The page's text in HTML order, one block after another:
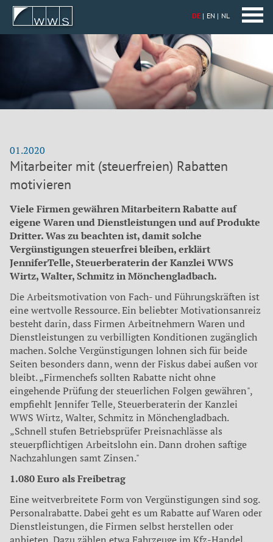
DE EN NL
01.2020
Mitarbeiter mit (steuerfreien) Rabatten
motivieren
Viele Firmen gewähren Mitarbeitern Rabatte auf
eigene Waren und Dienstleistungen und auf Produkte
Dritter. Was zu beachten ist, damit solche
Vergünstigungen steuerfrei bleiben, erklärt
JenniferTelle, Steuerberaterin der Kanzlei WWS
Wirtz, Walter, Schmitz in Mönchengladbach.
Die Arbeitsmotivation von Fach- und Führungskräften ist
eine wertvolle Ressource. Ein beliebter Motivationsanreiz
besteht darin, dass Firmen Arbeitnehmern Waren und
Dienstleistungen zu verbilligten Konditionen zugänglich
machen. Solche Vergünstigungen lohnen sich für beide
Seiten besonders dann, wenn der Fiskus dabei außen vor
bleibt. „Firmenchefs sollten Rabatte nicht ohne
eingehende Prüfung der steuerlichen Folgen gewähren",
empfiehlt Jennifer Telle, Steuerberaterin der Kanzlei
WWS Wirtz, Walter, Schmitz in Mönchengladbach.
„Schnell stufen Betriebsprüfer Preisnachlässe als
steuerpflichtigen Arbeitslohn ein. Dann drohen saftige
Nachzahlungen samt Zinsen."
1.080 Euro als Freibetrag
Eine weitverbreitete Form von Vergüns­tigungen sind sog.
Personalrabatte. Da­bei geht es um Rabatte auf Waren oder
Dienstleistungen, die Firmen selbst her­stellen oder